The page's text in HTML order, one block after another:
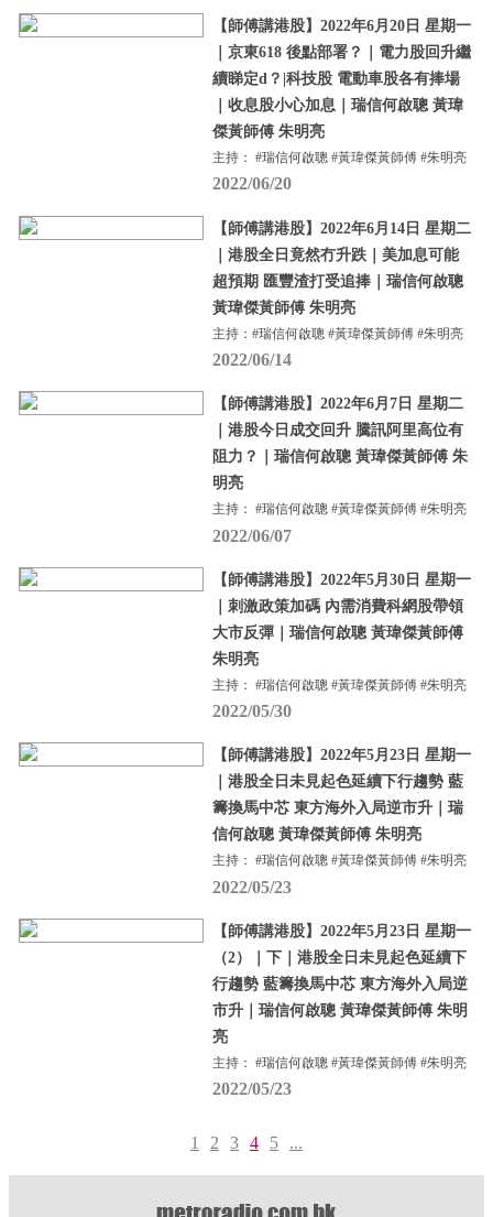
【師傅講港股】2022年6月20日 星期一
｜京東618 後點部署？｜電力股回升繼
續睇定d？|科技股 電動車股各有捧場
｜收息股小心加息｜瑞信何啟聰 黃瑋
傑黃師傅 朱明亮
主持： #瑞信何啟聰 #黃瑋傑黃師傅 #朱明亮
2022/06/20
【師傅講港股】2022年6月14日 星期二
｜港股全日竟然冇升跌｜美加息可能
超預期 匯豐渣打受追捧｜瑞信何啟聰
黃瑋傑黃師傅 朱明亮
主持：#瑞信何啟聰 #黃瑋傑黃師傅 #朱明亮
2022/06/14
【師傅講港股】2022年6月7日 星期二
｜港股今日成交回升 騰訊阿里高位有
阻力？｜瑞信何啟聰 黃瑋傑黃師傅 朱
明亮
主持： #瑞信何啟聰 #黃瑋傑黃師傅 #朱明亮
2022/06/07
【師傅講港股】2022年5月30日 星期一
｜刺激政策加碼 內需消費科網股帶領
大市反彈｜瑞信何啟聰 黃瑋傑黃師傅
朱明亮
主持： #瑞信何啟聰 #黃瑋傑黃師傅 #朱明亮
2022/05/30
【師傅講港股】2022年5月23日 星期一
｜港股全日未見起色延續下行趨勢 藍
籌換馬中芯 東方海外入局逆市升｜瑞
信何啟聰 黃瑋傑黃師傅 朱明亮
主持： #瑞信何啟聰 #黃瑋傑黃師傅 #朱明亮
2022/05/23
【師傅講港股】2022年5月23日 星期一
（2）｜下｜港股全日未見起色延續下
行趨勢 藍籌換馬中芯 東方海外入局逆
市升｜瑞信何啟聰 黃瑋傑黃師傅 朱明
亮
主持： #瑞信何啟聰 #黃瑋傑黃師傅 #朱明亮
2022/05/23
1 2 3 4 5 ...